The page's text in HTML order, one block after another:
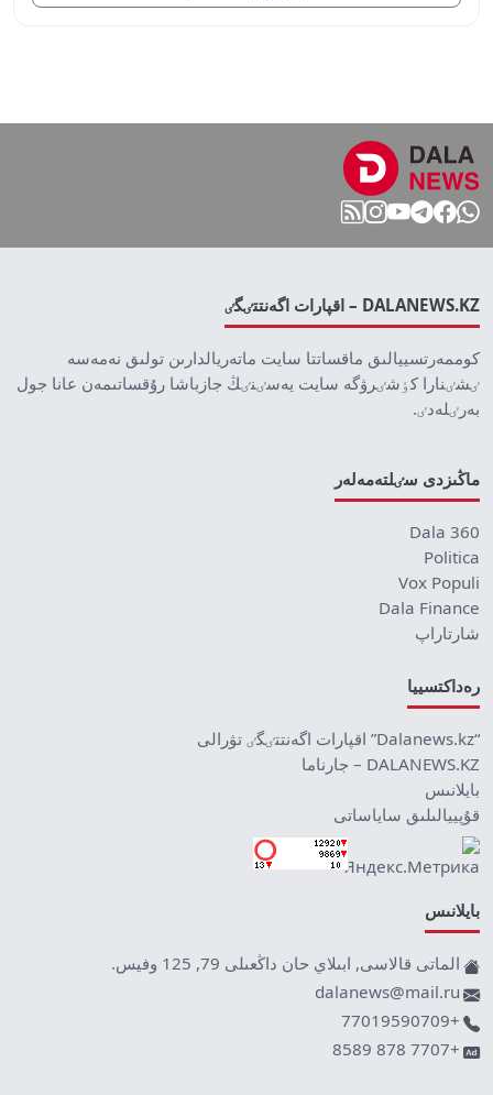
DALANEWS.KZ – اقپارات اگەنتتٸگٸ
كوممەرتسييالىق ماقساتتا سايت ماتەريالدارىن تولىق نەمەسە
ٸشٸنارا كٶشٸرۋگە سايت يەسٸنٸڭ جازباشا رۇقساتىمەن عانا جول
بەرٸلەدٸ.
ماڭىزدى سٸلتەمەلەر
Dala 360
Politica
Vox Populi
Dala Finance
شارتاراپ
رەداكتسييا
“Dalanews.kz” اقپارات اگەنتتٸگٸ تۋرالى
DALANEWS.KZ – جارناما
بايلانىس
قۇپييالىلىق ساياساتى
بايلانىس
الماتى قالاسى, ابىلاي حان داڭعىلى 79, 125 وفيس.
dalanews@mail.ru
+77019590709
+7707 878 8589